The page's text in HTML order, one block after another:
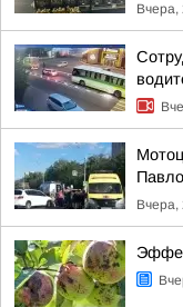
Вчера,
Вчера,